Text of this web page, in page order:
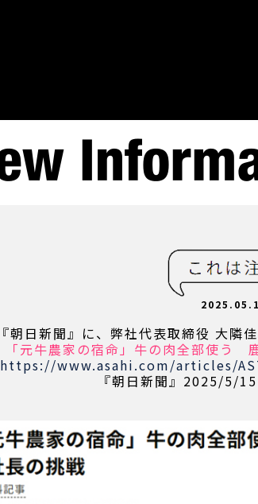
『朝日新聞』に、弊社代表取締役 大隣
「元牛農家の宿命」牛の肉全部使う
https://www.asahi.com/articles/
『朝日新聞』2025/5/